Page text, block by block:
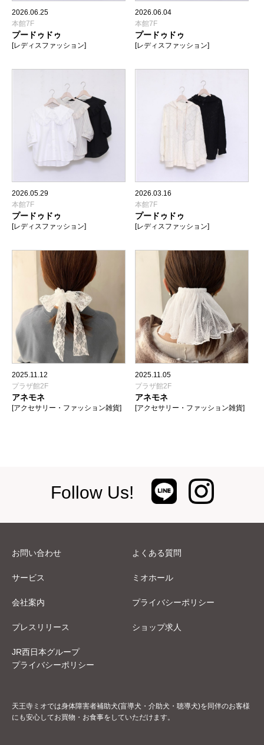
2026.06.25
本館7F
プードゥドゥ
[レディスファッション]
2026.06.04
本館7F
プードゥドゥ
[レディスファッション]
2026.05.29
本館7F
プードゥドゥ
[レディスファッション]
2026.03.16
本館7F
プードゥドゥ
[レディスファッション]
2025.11.12
プラザ館2F
アネモネ
[アクセサリー・ファッション雑貨]
2025.11.05
プラザ館2F
アネモネ
[アクセサリー・ファッション雑貨]
Follow Us!
お問い合わせ よくある質問
サービス ミオホール
会社案内 プライバシーポリシー
プレスリリース ショップ求人
JR西日本グループ
プライバシーポリシー
天王寺ミオでは身体障害者補助犬(盲導犬・介助犬・聴導犬)を同伴のお客様
にも安心してお買物・お食事をしていただけます。